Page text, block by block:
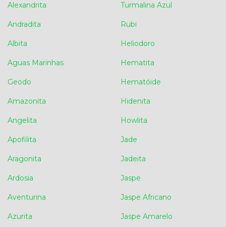
Alexandrita
Andradita
Albita
Aguas Marinhas
Geodo
Amazonita
Angelita
Apofilita
Aragonita
Ardosia
Aventurina
Azurita
Turmalina Azul
Rubi
Heliodoro
Hematita
Hematóide
Hidenita
Howlita
Jade
Jadeita
Jaspe
Jaspe Africano
Jaspe Amarelo